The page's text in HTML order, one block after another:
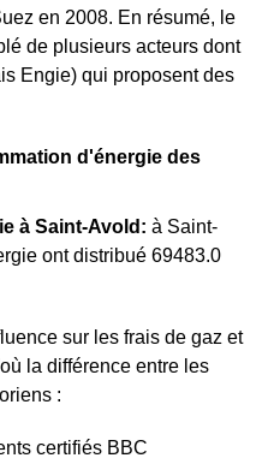
en 2008. En résumé, le
de plusieurs acteurs dont
Engie) qui proposent des
d'énergie des
à Saint-Avold: à Saint-
ont distribué 69483.0
sur les frais de gaz et
la différence entre les
:
certifiés BBC